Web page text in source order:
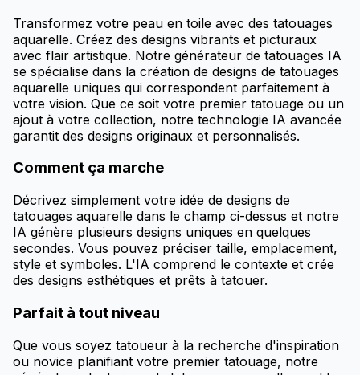
Transformez votre peau en toile avec des tatouages
aquarelle. Créez des designs vibrants et picturaux
avec flair artistique. Notre générateur de tatouages IA
se spécialise dans la création de designs de tatouages
aquarelle uniques qui correspondent parfaitement à
votre vision. Que ce soit votre premier tatouage ou un
ajout à votre collection, notre technologie IA avancée
garantit des designs originaux et personnalisés.
Comment ça marche
Décrivez simplement votre idée de designs de
tatouages aquarelle dans le champ ci-dessus et notre
IA génère plusieurs designs uniques en quelques
secondes. Vous pouvez préciser taille, emplacement,
style et symboles. L'IA comprend le contexte et crée
des designs esthétiques et prêts à tatouer.
Parfait à tout niveau
Que vous soyez tatoueur à la recherche d'inspiration
ou novice planifiant votre premier tatouage, notre